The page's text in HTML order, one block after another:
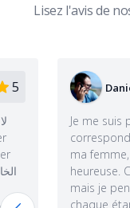
Lisez l'avis de
5
Messenger de
qu'elle est
se tromper,
Cette